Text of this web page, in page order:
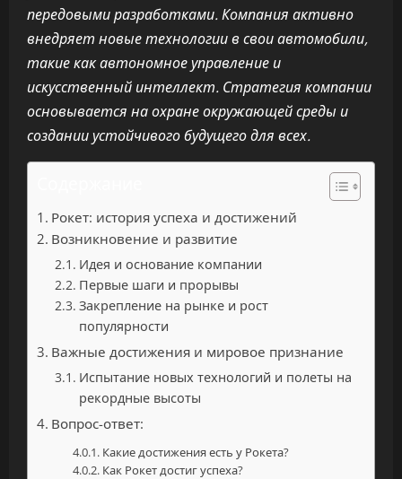
передовыми разработками. Компания активно
внедряет новые технологии в свои автомобили,
такие как автономное управление и
искусственный интеллект. Стратегия компании
основывается на охране окружающей среды и
создании устойчивого будущего для всех.
Рокет: история успеха и достижений
Возникновение и развитие
Идея и основание компании
Первые шаги и прорывы
Закрепление на рынке и рост
популярности
Важные достижения и мировое признание
Испытание новых технологий и полеты на
рекордные высоты
Вопрос-ответ:
Какие достижения есть у Рокета?
Как Рокет достиг успеха?